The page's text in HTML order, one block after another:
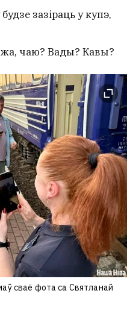
зазіраць у купэ,
чаю? Вады? Кавы?
сваё фота са Святланай